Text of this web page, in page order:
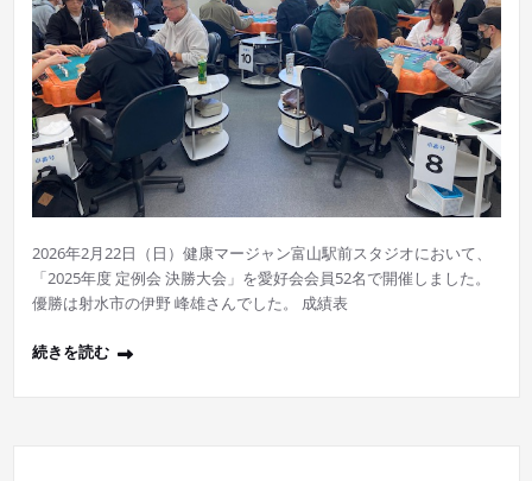
2026年2月22日（日）健康マージャン富山駅前スタジオにおいて、
「2025年度 定例会 決勝大会」を愛好会会員52名で開催しました。
優勝は射水市の伊野 峰雄さんでした。 成績表
続きを読む